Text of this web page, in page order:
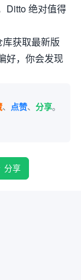
Ditto 绝对值得
获取最新版
好，你会发现
、 点赞、 分享。
分享